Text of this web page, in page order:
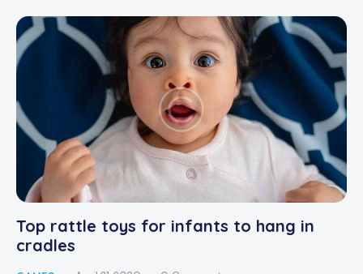
Top rattle toys for infants to hang in
cradles